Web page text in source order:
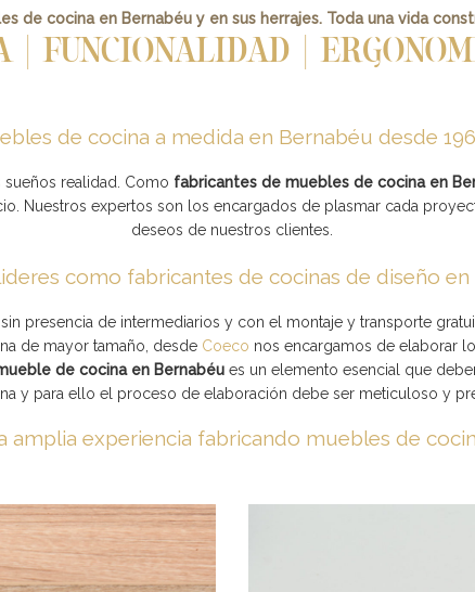
de cocina en Bernabéu y en sus herrajes. Toda una vida
| FUNCIONALIDAD |
de cocina a medida en Bernabéu desde
realidad. Como fabricantes de muebles de cocina en
Nuestros expertos son los encargados de plasmar cada
deseos de nuestros clientes.
como fabricantes de cocinas de diseño
presencia de intermediarios y con el montaje y transporte
de mayor tamaño, desde Coeco nos encargamos de elaborar
de cocina en Bernabéu es un elemento esencial que
y para ello el proceso de elaboración debe ser meticuloso y
amplia experiencia fabricando muebles de